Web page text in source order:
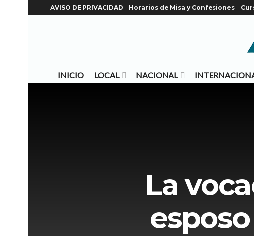
AVISO DE PRIVACIDAD Horarios de Misa y Confesiones
INICIO LOCAL NACIONAL
La